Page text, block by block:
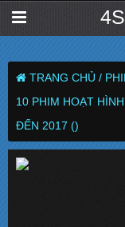
TRANG CHỦ /
10 PHIM HOẠT
ĐẾN 2017 ()